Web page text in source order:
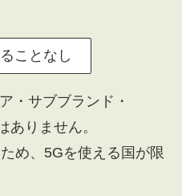
ことなし
・サブブランド・
ありません。
め、5Gを使える国が限